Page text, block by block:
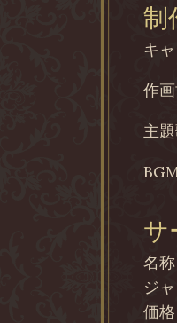
制
キ
作
主
サ
名
ジ
価